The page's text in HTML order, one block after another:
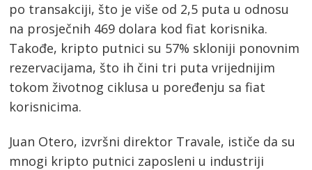
po transakciji, što je više od 2,5 puta u odnosu
na prosječnih 469 dolara kod fiat korisnika.
Takođe, kripto putnici su 57% skloniji ponovnim
rezervacijama, što ih čini tri puta vrijednijim
tokom životnog ciklusa u poređenju sa fiat
korisnicima.
Juan Otero, izvršni direktor Travale, ističe da su
mnogi kripto putnici zaposleni u industriji